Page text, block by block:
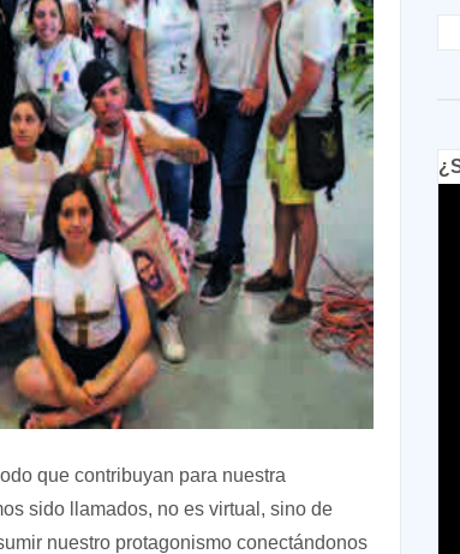
que contribuyan para nuestra
sido llamados, no es virtual, sino de
nuestro protagonismo conectándonos